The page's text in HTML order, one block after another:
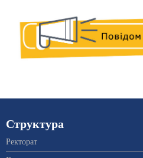
Структура
Ректорат